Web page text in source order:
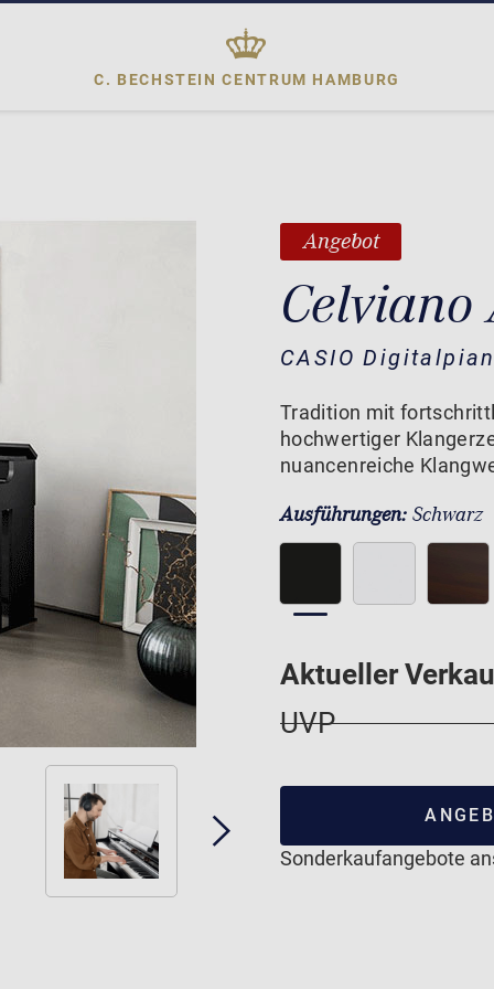
C. BECHSTEIN CENTRUM HAMBURG
Angebot
Celviano
CASIO
Tradition mit
hochwertiger
nuancenreiche
Ausführungen: Schwarz
Aktueller
UVP
Sonderkaufangebote